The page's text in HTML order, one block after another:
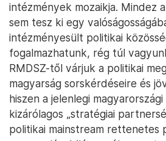
intézmények mozaikja. Mindez
sem tesz ki egy
intézményesült politikai
fogalmazhatunk, rég túl
RMDSZ-től várjuk a politikai
magyarság sorskérdéseire és
hiszen a jelenlegi
kizárólagos „stratégiai
politikai mainstream rettenetes